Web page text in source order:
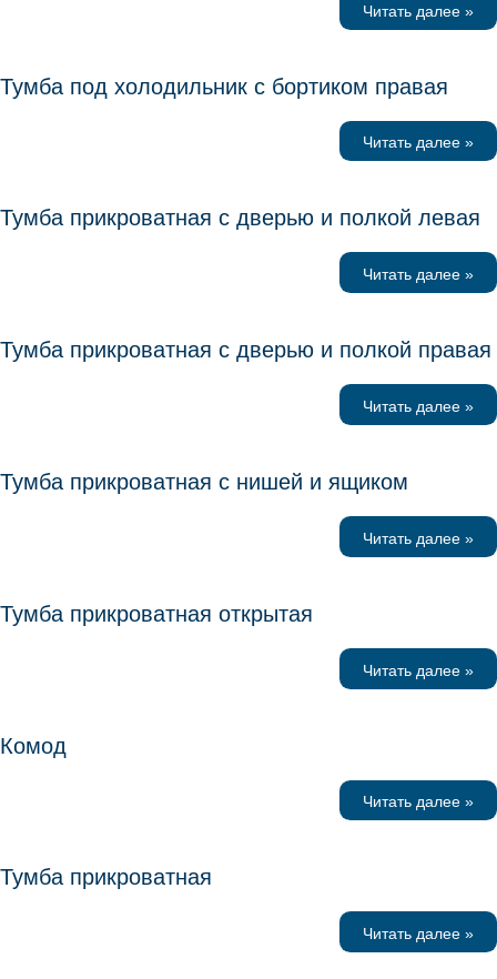
Читать далее »
Тумба под холодильник с бортиком правая
Читать далее »
Тумба прикроватная с дверью и полкой левая
Читать далее »
Тумба прикроватная с дверью и полкой правая
Читать далее »
Тумба прикроватная с нишей и ящиком
Читать далее »
Тумба прикроватная открытая
Читать далее »
Комод
Читать далее »
Тумба прикроватная
Читать далее »